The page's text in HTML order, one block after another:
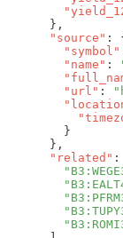
      "source"
        "symbol"
        "name"
:
        "url"
:
      "related"